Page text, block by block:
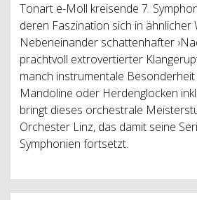
Tonart e-Moll kreisende 7.
deren Faszination sich in ähnlicher
Nebeneinander schattenhafter
prachtvoll extrovertierter
manch instrumentale
Mandoline oder Herdenglocken
bringt dieses orchestrale
Orchester Linz, das damit seine
Symphonien fortsetzt.